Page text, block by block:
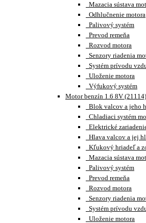
Mazacia sústava
Odhlučnenie motora
Palivový systém
Prevod remeňa
Rozvod motora
Senzory riadenia
Systém prívodu
Uloženie motora
Výfukový systém
Motor benzín 1.6 8V (21114)
Blok valcov a jeho
Chladiaci systém
Elektrické
Hlava valcov a jej
Kľukový hriadeľ a
Mazacia sústava
Palivový systém
Prevod remeňa
Rozvod motora
Senzory riadenia
Systém prívodu
Uloženie motora